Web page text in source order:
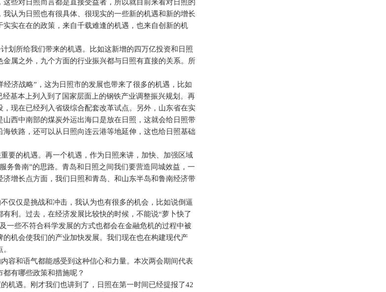
些对日照而言都是直接受益者，所以就目前来看对日照的
认为日照也有很具体、很现实的一些新的机遇和新的增长
实在在的政策，来自千载难逢的机遇，也来自创新的机
划所给我们带来的机遇。比如这新增的四万亿投资和日照
属之外，九个方面的行业振兴都与日照有直接的关系。所
济战略”，这为日照市的发展也带来了很多的机遇，比如
基本上列入到了国家层面上的钢铁产业调整振兴规划。再
现在已经列入省级综合配套改革试点。另外，山东省在实
西中南部的煤炭外运出海口是放在日照，这就会给日照带
铁路，还可以从日照向连云港等地延伸，这也给日照基础
要的机遇。再一个机遇，作为日照来讲，加快、加强区域
务鲁南”的思路。青岛和日照之间我们要营造同城效益，一
增长点方面，我们日照和青岛、和山东半岛和鲁南经济带
仅仅是挑战和冲击，我认为也有很多的机会，比如说倒逼
利。过去，在经济发展比较快的时候，不能说“萝卜快了
一些不符合科学发展的方式也都会在金融危机的过程中被
机会使我们的产业加快发展。我们现在也在构建现代产
容和语气都能感受到这种信心和力量。本次两会期间代表
有哪些政策和措施呢？
机遇。刚才我们也讲到了，日照在第一时间已经提报了42